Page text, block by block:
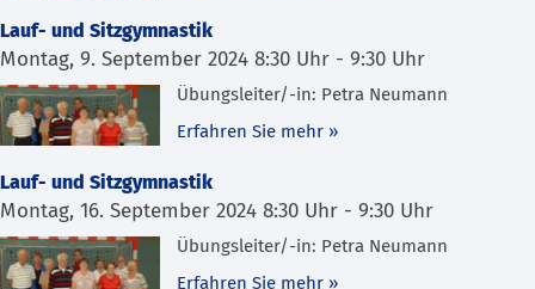
Lauf- und Sitzgymnastik
Montag, 9. September 2024 8:30 Uhr - 9:30 Uhr
Übungsleiter/-in: Petra Neumann
Erfahren Sie mehr »
Lauf- und Sitzgymnastik
Montag, 16. September 2024 8:30 Uhr - 9:30 Uhr
Übungsleiter/-in: Petra Neumann
Erfahren Sie mehr »